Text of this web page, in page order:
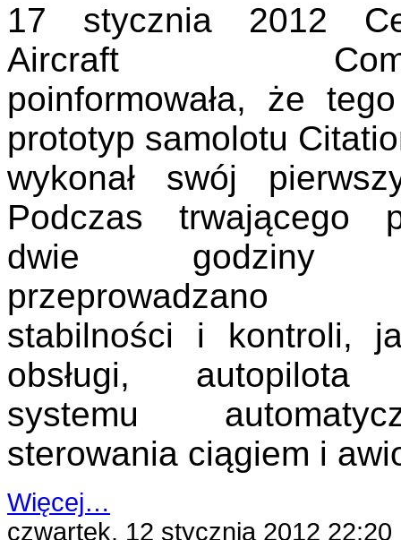
17 stycznia 2012
Aircraft
poinformowała, że
prototyp samolotu
wykonał swój
Podczas trwającego
dwie godziny
przeprowadzano
stabilności i kontroli,
obsługi, autopilota
systemu
sterowania ciągiem i
Więcej…
czwartek, 12 stycznia 2012 22:20